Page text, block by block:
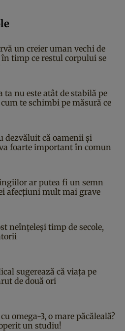
un creier uman vechi de
în timp ce restul corpului se
ta nu este atât de stabilă pe
te schimbi pe măsură ce
dezvăluit că oamenii și
foarte important în comun
ar putea fi un semn
afecțiuni mult mai grave
neînțeleși timp de secole,
sugerează că viața pe
de două ori
omega-3, o mare păcăleală?
un studiu!